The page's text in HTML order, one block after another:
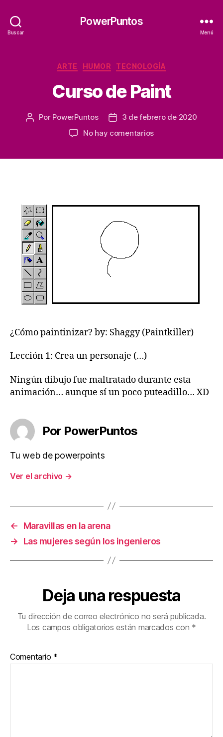
Buscar
PowerPuntos
Menú
Categorías
ARTE HUMOR TECNOLOGÍA
Curso de Paint
Autor
Por PowerPuntos
Fecha3 de febrero de 2020
No hay comentariosen
¿Cómo paintinizar? by: Shaggy (Paintkiller)
Lección 1: Crea un personaje (…)
Ningún dibujo fue maltratado durante esta
animación… aunque sí un poco puteadillo… XD
Por PowerPuntos
Tu web de powerpoints
Ver el archivo →
←
Maravillas en la arena
→
Las mujeres según los ingenieros
Deja una respuesta
Tu dirección de correo electrónico no será publicada.
Los campos obligatorios están marcados con *
Comentario *